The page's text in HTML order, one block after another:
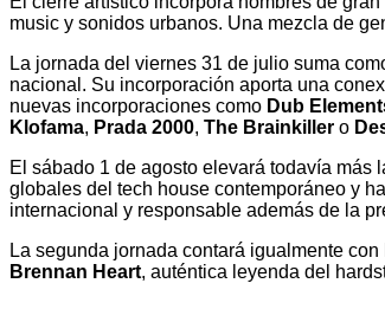
music y sonidos urbanos. Una mezcla de
La jornada del viernes 31 de julio suma
nacional. Su incorporación aporta una
nuevas incorporaciones como Dub
Klofama, Prada 2000, The Brainkiller o
El sábado 1 de agosto elevará todavía
globales del tech house contemporáneo y
internacional y responsable además de la
La segunda jornada contará igualmente con
Brennan Heart, auténtica leyenda del